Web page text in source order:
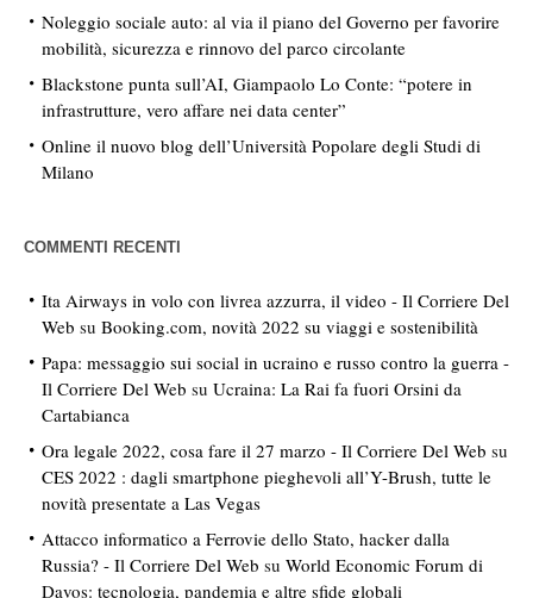
Noleggio sociale auto: al via il piano del Governo per favorire
mobilità, sicurezza e rinnovo del parco circolante
Blackstone punta sull’AI, Giampaolo Lo Conte: “potere in
infrastrutture, vero affare nei data center”
Online il nuovo blog dell’Università Popolare degli Studi di
Milano
COMMENTI RECENTI
Ita Airways in volo con livrea azzurra, il video - Il Corriere Del
Web su Booking.com, novità 2022 su viaggi e sostenibilità
Papa: messaggio sui social in ucraino e russo contro la guerra -
Il Corriere Del Web su Ucraina: La Rai fa fuori Orsini da
Cartabianca
Ora legale 2022, cosa fare il 27 marzo - Il Corriere Del Web su
CES 2022 : dagli smartphone pieghevoli all’Y-Brush, tutte le
novità presentate a Las Vegas
Attacco informatico a Ferrovie dello Stato, hacker dalla
Russia? - Il Corriere Del Web su World Economic Forum di
Davos: tecnologia, pandemia e altre sfide globali